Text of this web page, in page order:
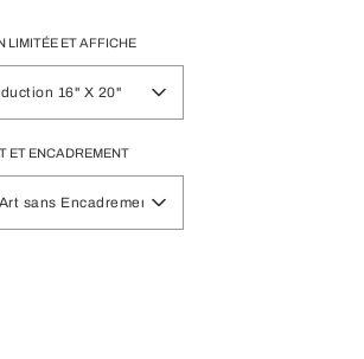
LIMITÉE ET AFFICHE
16" X 20"
ET ENCADREMENT
sans Encadrement